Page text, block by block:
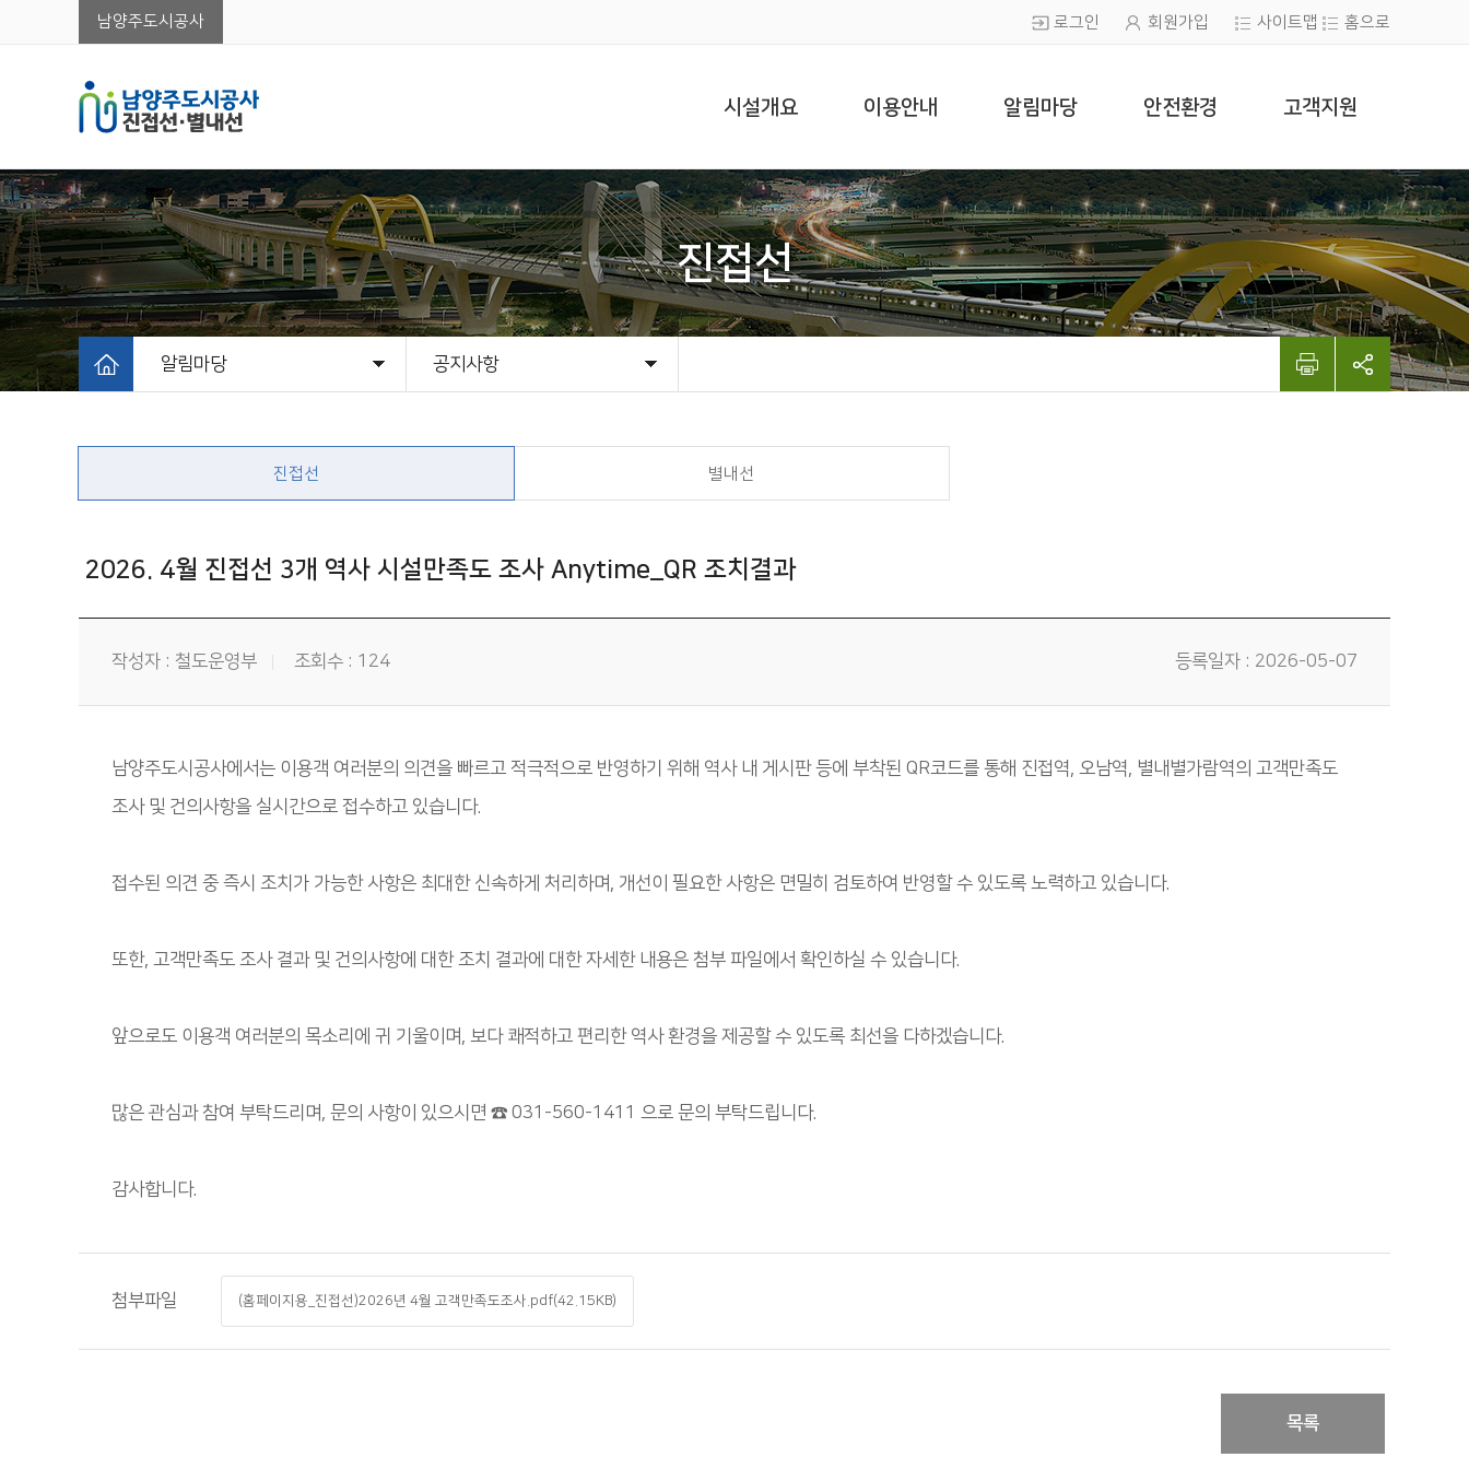
남양주도시공사 로그인 회원가입 사이트맵 홈으로
시설개요 이용안내 알림마당 안전환경 고객지원
진접선
알림마당 공지사항
진접선 별내선
2026. 4월 진접선 3개 역사 시설만족도 조사 Anytime_QR 조치결과
작성자 : 철도운영부 조회수 : 124 등록일자 : 2026-05-07
남양주도시공사에서는 이용객 여러분의 의견을 빠르고 적극적으로 반영하기 위해 역사 내 게시판 등에 부착된 QR코드를 통해 진접역, 오남역, 별내별가람역의 고객만족도
조사 및 건의사항을 실시간으로 접수하고 있습니다.
접수된 의견 중 즉시 조치가 가능한 사항은 최대한 신속하게 처리하며, 개선이 필요한 사항은 면밀히 검토하여 반영할 수 있도록 노력하고 있습니다.
또한, 고객만족도 조사 결과 및 건의사항에 대한 조치 결과에 대한 자세한 내용은 첨부 파일에서 확인하실 수 있습니다.
앞으로도 이용객 여러분의 목소리에 귀 기울이며, 보다 쾌적하고 편리한 역사 환경을 제공할 수 있도록 최선을 다하겠습니다.
많은 관심과 참여 부탁드리며, 문의 사항이 있으시면 ☎ 031-560-1411 으로 문의 부탁드립니다.
감사합니다.
첨부파일 (홈페이지용_진접선)2026년 4월 고객만족도조사.pdf(42.15KB)
목록